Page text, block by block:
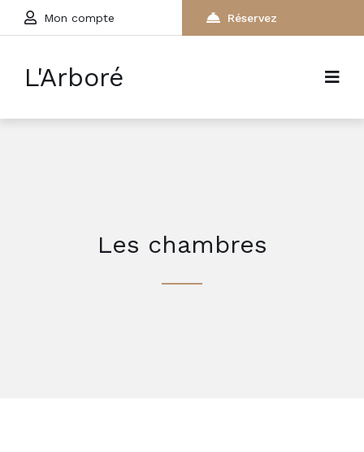
Mon compte Réservez
L'Arboré
Les chambres